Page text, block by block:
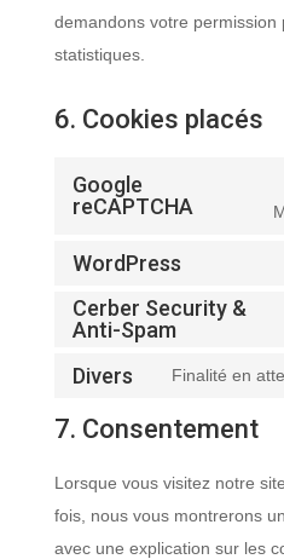
demandons votre permission
statistiques.
6. Cookies placés
Google
reCAPTCHA
WordPress
Cerber Security &
Anti-Spam
Divers Finalité en
7. Consentement
Lorsque vous visitez notre
fois, nous vous montrerons
avec une explication sur les